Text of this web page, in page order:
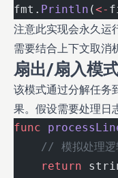
fmt. Println (<-
注意此实现会永久运
需要结合上下文取消
扇出/扇入模
该模式通过分解任务
果。假设需要处理日
func
// 模拟处理逻
    return